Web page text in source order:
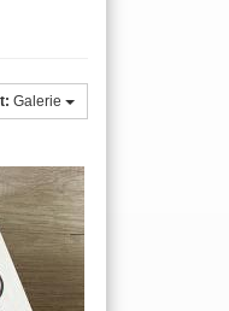
Galerie